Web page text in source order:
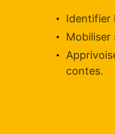
Identifier
Mobiliser
contes.